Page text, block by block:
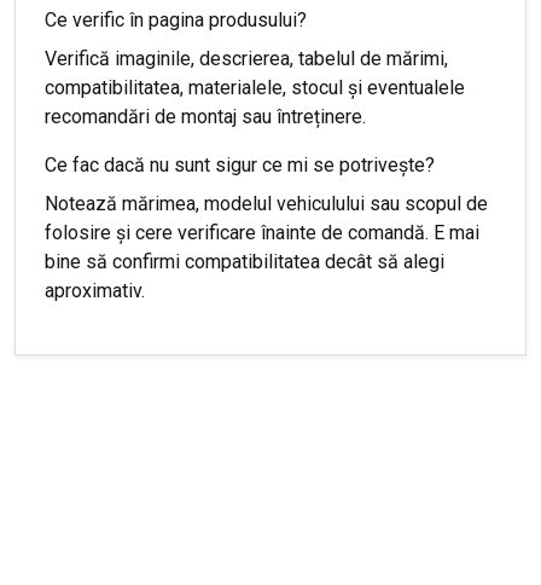
Ce verific în pagina produsului?
Verifică imaginile, descrierea, tabelul de mărimi,
compatibilitatea, materialele, stocul și eventualele
recomandări de montaj sau întreținere.
Ce fac dacă nu sunt sigur ce mi se potrivește?
Notează mărimea, modelul vehiculului sau scopul de
folosire și cere verificare înainte de comandă. E mai
bine să confirmi compatibilitatea decât să alegi
aproximativ.